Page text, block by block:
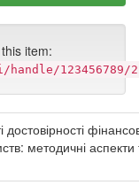
item:
123456789/
достовірності
методичні аспекти